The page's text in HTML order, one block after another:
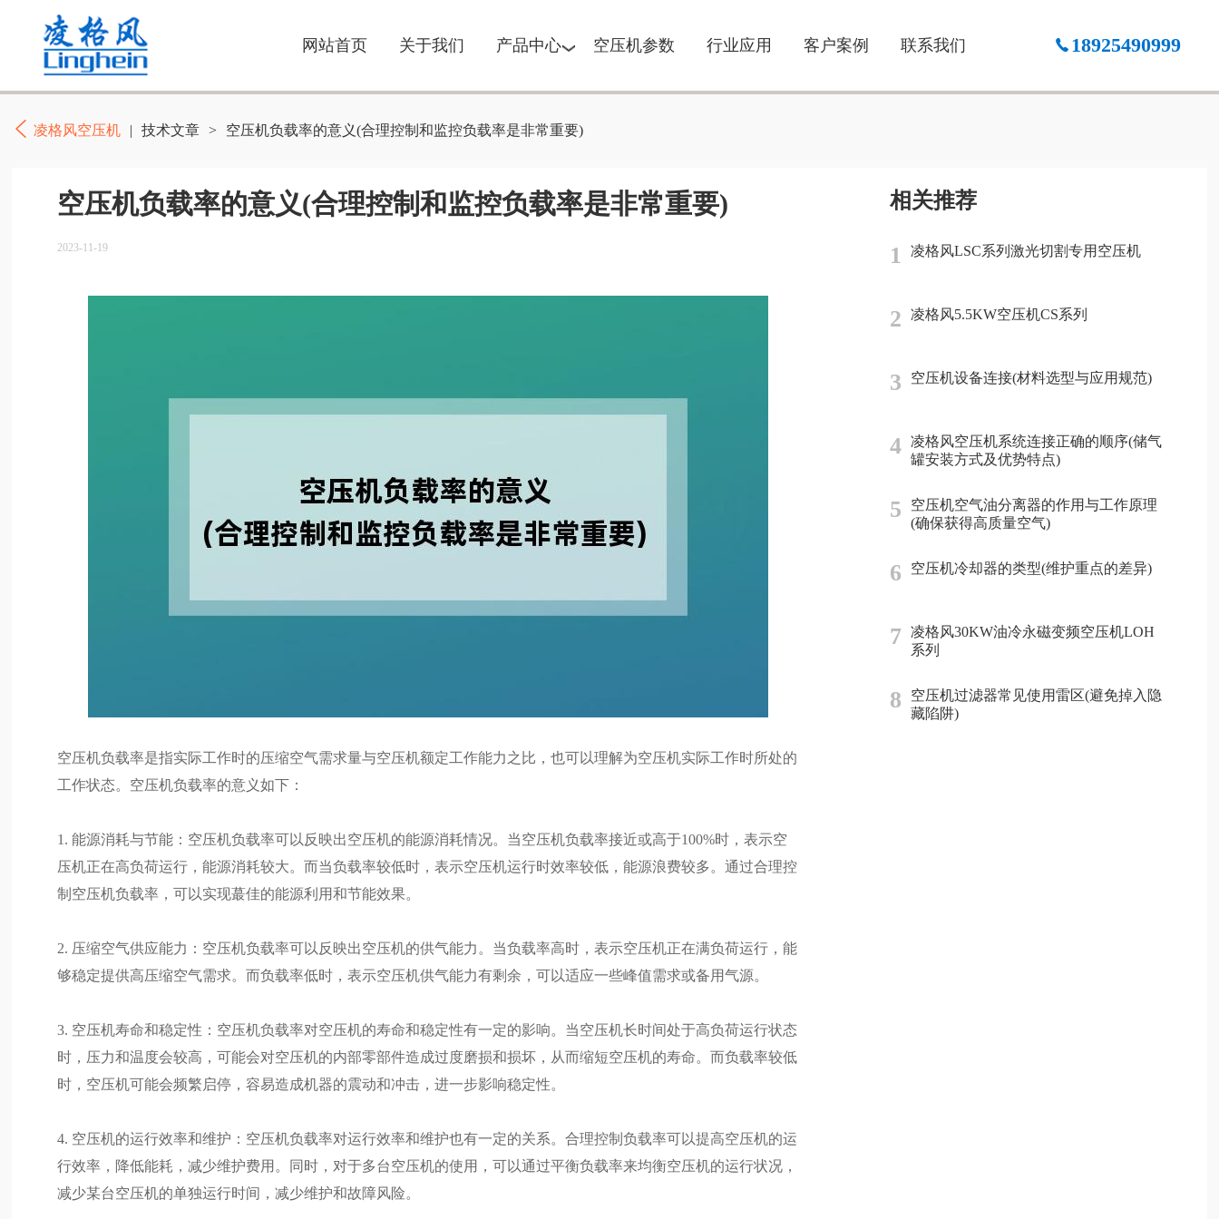
网站首页 关于我们 产品中心 空压机参数 行业应用 客户案例 联系我们 18925490999
凌格风空压机 | 技术文章 > 空压机负载率的意义(合理控制和监控负载率是非常重要)
空压机负载率的意义(合理控制和监控负载率是非常重要)
2023-11-19
空压机负载率是指实际工作时的压缩空气需求量与空压机额定工作能力之比，也可以理解为空压机实际工作时所处的
工作状态。空压机负载率的意义如下：
1. 能源消耗与节能：空压机负载率可以反映出空压机的能源消耗情况。当空压机负载率接近或高于100%时，表示空
压机正在高负荷运行，能源消耗较大。而当负载率较低时，表示空压机运行时效率较低，能源浪费较多。通过合理控
制空压机负载率，可以实现蕞佳的能源利用和节能效果。
2. 压缩空气供应能力：空压机负载率可以反映出空压机的供气能力。当负载率高时，表示空压机正在满负荷运行，能
够稳定提供高压缩空气需求。而负载率低时，表示空压机供气能力有剩余，可以适应一些峰值需求或备用气源。
3. 空压机寿命和稳定性：空压机负载率对空压机的寿命和稳定性有一定的影响。当空压机长时间处于高负荷运行状态
时，压力和温度会较高，可能会对空压机的内部零部件造成过度磨损和损坏，从而缩短空压机的寿命。而负载率较低
时，空压机可能会频繁启停，容易造成机器的震动和冲击，进一步影响稳定性。
4. 空压机的运行效率和维护：空压机负载率对运行效率和维护也有一定的关系。合理控制负载率可以提高空压机的运
行效率，降低能耗，减少维护费用。同时，对于多台空压机的使用，可以通过平衡负载率来均衡空压机的运行状况，
减少某台空压机的单独运行时间，减少维护和故障风险。
相关推荐
1 凌格风LSC系列激光切割专用空压机
2 凌格风5.5KW空压机CS系列
3 空压机设备连接(材料选型与应用规范)
4
凌格风空压机系统连接正确的顺序(储气
罐安装方式及优势特点)
5
空压机空气油分离器的作用与工作原理
(确保获得高质量空气)
6 空压机冷却器的类型(维护重点的差异)
7
凌格风30KW油冷永磁变频空压机LOH
系列
8
空压机过滤器常见使用雷区(避免掉入隐
藏陷阱)